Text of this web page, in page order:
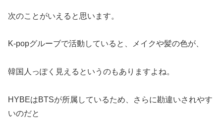
次のことがいえると思います。
K-popグルーブで活動していると、メイクや髪の色が、
韓国人っぽく見えるというのもありますよね。
HYBEはBTSが所属しているため、さらに勘違いされやす
いのだと